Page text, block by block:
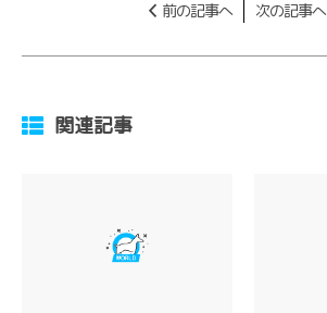
前の記事へ 次の記事へ
関連記事